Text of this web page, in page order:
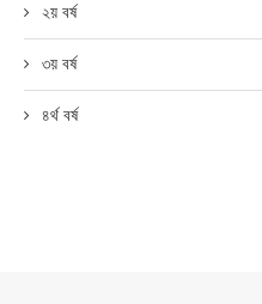
২য় বর্ষ
৩য় বর্ষ
৪র্থ বর্ষ